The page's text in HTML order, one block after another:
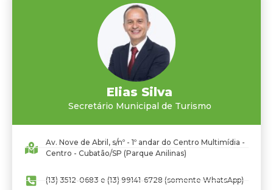
Elias Silva
Secretário Municipal de Turismo
Av. Nove de Abril, s/nº - 1º andar do Centro Multimídia -
Centro - Cubatão/SP (Parque Anilinas)
(13) 3512-0683 e (13) 99141-6728 (somente WhatsApp)